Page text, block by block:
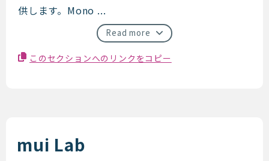
供します。Mono ...
Read more
このセクションへのリンクをコピー
mui Lab